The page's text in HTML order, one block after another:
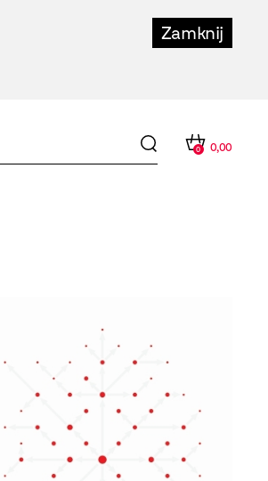
Zamknij
0 0,00